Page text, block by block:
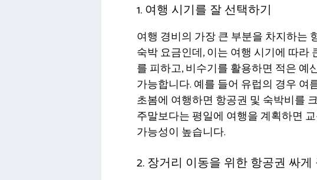
1. 여행 시기를 잘 선택하기
여행 경비의 가장 큰 부분을 차지하는
숙박 요금인데, 이는 여행 시기에 따라
를 피하고, 비수기를 활용하면 적은 예
가능합니다. 예를 들어 유럽의 경우 여
초봄에 여행하면 항공권 및 숙박비를
주말보다는 평일에 여행을 계획하면
가능성이 높습니다.
2. 장거리 이동을 위한 항공권 싸게